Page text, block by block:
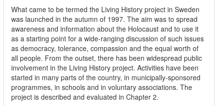
What came to be termed the Living History project in Sweden
was launched in the autumn of 1997. The aim was to spread
awareness and information about the Holocaust and to use it
as a starting point for a wide-ranging discussion of such issues
as democracy, tolerance, compassion and the equal worth of
all people. From the outset, there has been widespread public
involvement in the Living History project. Activities have been
started in many parts of the country, in municipally-sponsored
programmes, in schools and in voluntary associations. The
project is described and evaluated in Chapter 2.